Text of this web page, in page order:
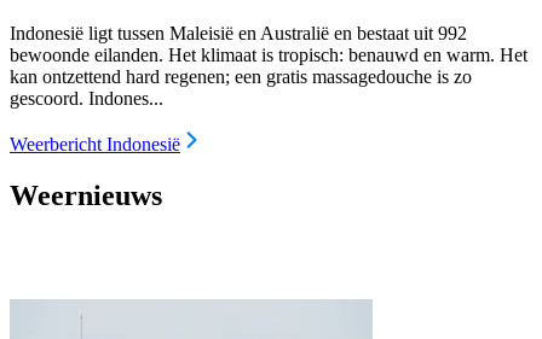
Indonesië ligt tussen Maleisië en Australië en bestaat uit 992
bewoonde eilanden. Het klimaat is tropisch: benauwd en warm. Het
kan ontzettend hard regenen; een gratis massagedouche is zo
gescoord. Indones...
Weerbericht Indonesië
Weernieuws